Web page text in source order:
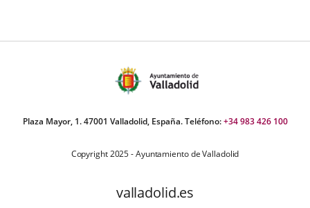
Plaza Mayor, 1. 47001 Valladolid, España. Teléfono:+34 983 426 100
Copyright 2025 - Ayuntamiento de Valladolid
valladolid.es